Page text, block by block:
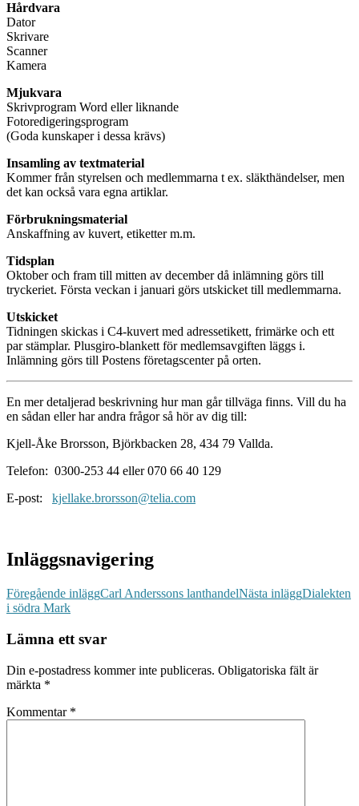
Hårdvara
Dator
Skrivare
Scanner
Kamera
Mjukvara
Skrivprogram Word eller liknande
Fotoredigeringsprogram
(Goda kunskaper i dessa krävs)
Insamling av textmaterial
Kommer från styrelsen och medlemmarna t ex. släkthändelser, men
det kan också vara egna artiklar.
Förbrukningsmaterial
Anskaffning av kuvert, etiketter m.m.
Tidsplan
Oktober och fram till mitten av december då inlämning görs till
tryckeriet. Första veckan i januari görs utskicket till medlemmarna.
Utskicket
Tidningen skickas i C4-kuvert med adressetikett, frimärke och ett
par stämplar. Plusgiro-blankett för medlemsavgiften läggs i.
Inlämning görs till Postens företagscenter på orten.
En mer detaljerad beskrivning hur man går tillväga finns. Vill du ha
en sådan eller har andra frågor så hör av dig till:
Kjell-Åke Brorsson, Björkbacken 28, 434 79 Vallda.
Telefon: 0300-253 44 eller 070 66 40 129
E-post: kjellake.brorsson@telia.com
Inläggsnavigering
Föregående inläggCarl Anderssons lanthandelNästa inläggDialekten
i södra Mark
Lämna ett svar
Din e-postadress kommer inte publiceras. Obligatoriska fält är
märkta *
Kommentar *